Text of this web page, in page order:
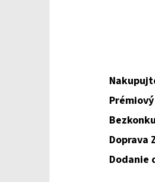
Doprava
Dodanie